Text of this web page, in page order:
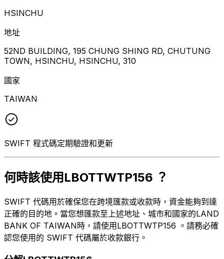
HSINCHU
地址
52ND BUILDING, 195 CHUNG SHING RD, CHUTUNG
TOWN, HSINCHU, HSINCHU, 310
國家
TAIWAN
SWIFT 程式碼定期驗證和更新
何時該使用LBOTTWTP156 ？
SWIFT 代碼用於確保您在跨境匯款或收款時，資金能夠到達
正確的目的地。當您想匯款至上述地址、城市和國家的LAND
BANK OF TAIWAN時，請使用LBOTTWTP156 。請務必確
認您使用的 SWIFT 代碼屬於收款銀行。